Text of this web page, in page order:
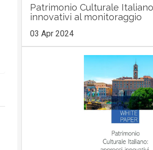
Patrimonio Culturale
innovativi al monitoraggio
03 Apr 2024